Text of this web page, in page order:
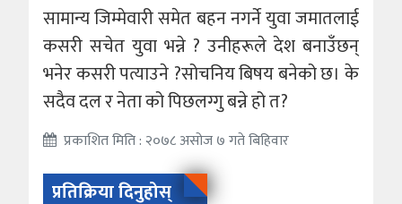
सामान्य जिम्मेवारी समेत बहन नगर्ने युवा जमातलाई
कसरी सचेत युवा भन्ने ? उनीहरूले देश बनाउँछन्
भनेर कसरी पत्याउने ?सोचनिय बिषय बनेको छ। के
सदैव दल र नेता को पिछलग्गु बन्ने हो त?
प्रकाशित मिति : २०७८ असोज ७ गते बिहिवार
प्रतिक्रिया दिनुहोस्